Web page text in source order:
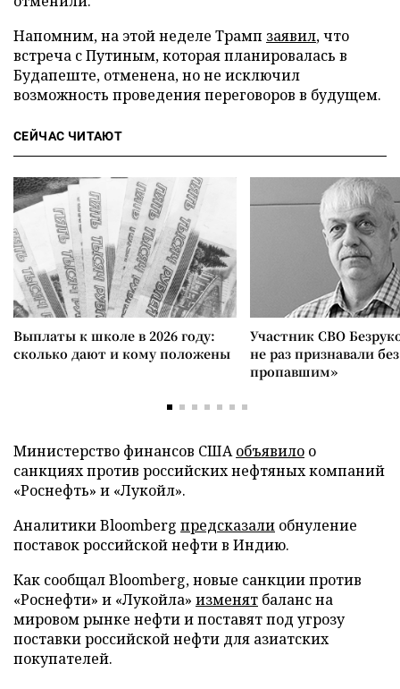
Напомним, на этой неделе Трамп заявил, что
встреча с Путиным, которая планировалась в
Будапеште, отменена, но не исключил
возможность проведения переговоров в будущем.
СЕЙЧАС ЧИТАЮТ
Выплаты к школе в 2026 году:
сколько дают и кому положены
Участник СВО
не раз признавали
пропавшим»
Министерство финансов СШАобъявило о
санкциях против российских нефтяных компаний
«Роснефть» и «Лукойл».
Аналитики Bloomberg предсказали обнуление
поставок российской нефти в Индию.
Как сообщал Bloomberg, новые санкции против
«Роснефти» и «Лукойла» изменят баланс на
мировом рынке нефти и поставят под угрозу
поставки российской нефти для азиатских
покупателей.